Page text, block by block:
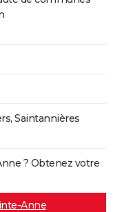
Saintannières
? Obtenez votre
Anne